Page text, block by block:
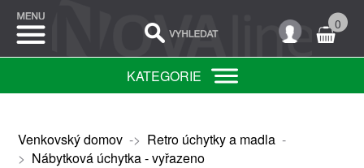
0
KATEGORIE
Venkovský domov-> Retro úchytky a madla-
> Nábytková úchytka - vyřazeno